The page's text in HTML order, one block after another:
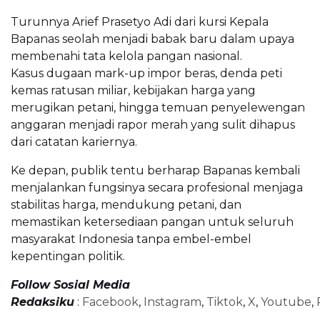
Turunnya Arief Prasetyo Adi dari kursi Kepala
Bapanas seolah menjadi babak baru dalam upaya
membenahi tata kelola pangan nasional.
Kasus dugaan mark-up impor beras, denda peti
kemas ratusan miliar, kebijakan harga yang
merugikan petani, hingga temuan penyelewengan
anggaran menjadi rapor merah yang sulit dihapus
dari catatan kariernya.
Ke depan, publik tentu berharap Bapanas kembali
menjalankan fungsinya secara profesional menjaga
stabilitas harga, mendukung petani, dan
memastikan ketersediaan pangan untuk seluruh
masyarakat Indonesia tanpa embel-embel
kepentingan politik.
Follow Sosial Media
Redaksiku : Facebook, Instagram, Tiktok, X, Youtube,